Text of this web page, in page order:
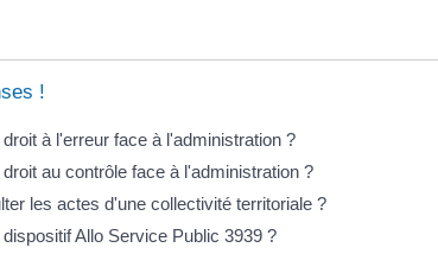
!
à l'erreur face à l'administration ?
au contrôle face à l'administration ?
les actes d'une collectivité territoriale ?
Allo Service Public 3939 ?